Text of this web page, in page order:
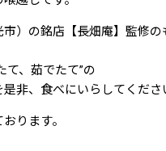
市）の銘店【長畑庵】監修
て、茹でたて”の
是非、食べにいらしてくださ
ります。